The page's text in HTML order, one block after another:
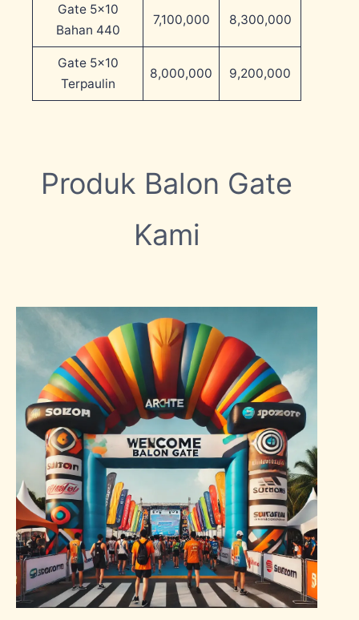
Gate 5×10
Bahan 440
7,100,000 8,300,000
Gate 5×10
Terpaulin
8,000,000 9,200,000
Produk Balon Gate
Kami